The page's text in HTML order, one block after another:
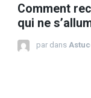
Comment
qui ne
par dans